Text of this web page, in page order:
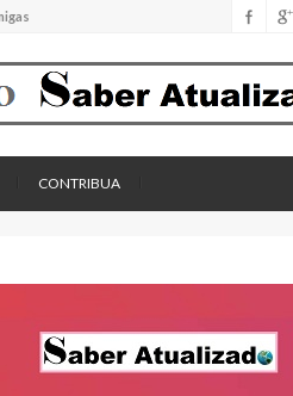
aponta estudo
CONTRIBUA